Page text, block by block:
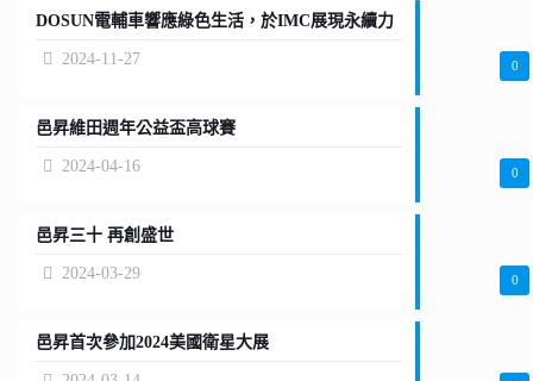
0
DOSUN電輔車響應綠色生活，於IMC展現永續力
2024-11-27
0
邑昇維田週年公益盃高球賽
2024-04-16
0
邑昇三十 再創盛世
2024-03-29
邑昇首次參加2024美國衛星大展